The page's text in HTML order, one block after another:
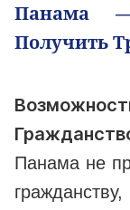
Панама —
Получить
Панама не